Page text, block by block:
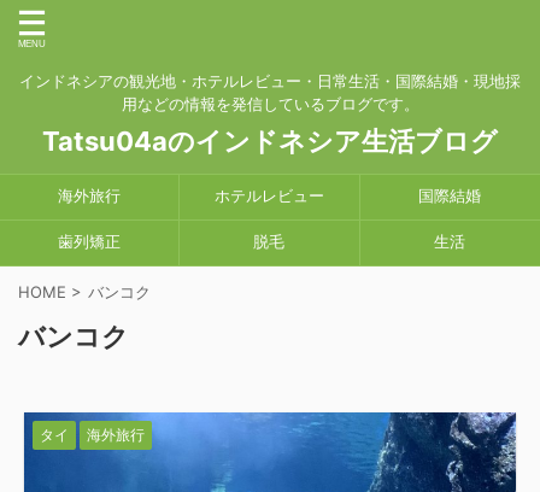
インドネシアの観光地・ホテルレビュー・日常生活・国際結婚・現地採
用などの情報を発信しているブログです。
Tatsu04aのインドネシア生活ブログ
海外旅行 ホテルレビュー 国際結婚
歯列矯正 脱毛 生活
HOME > バンコク
バンコク
タイ 海外旅行